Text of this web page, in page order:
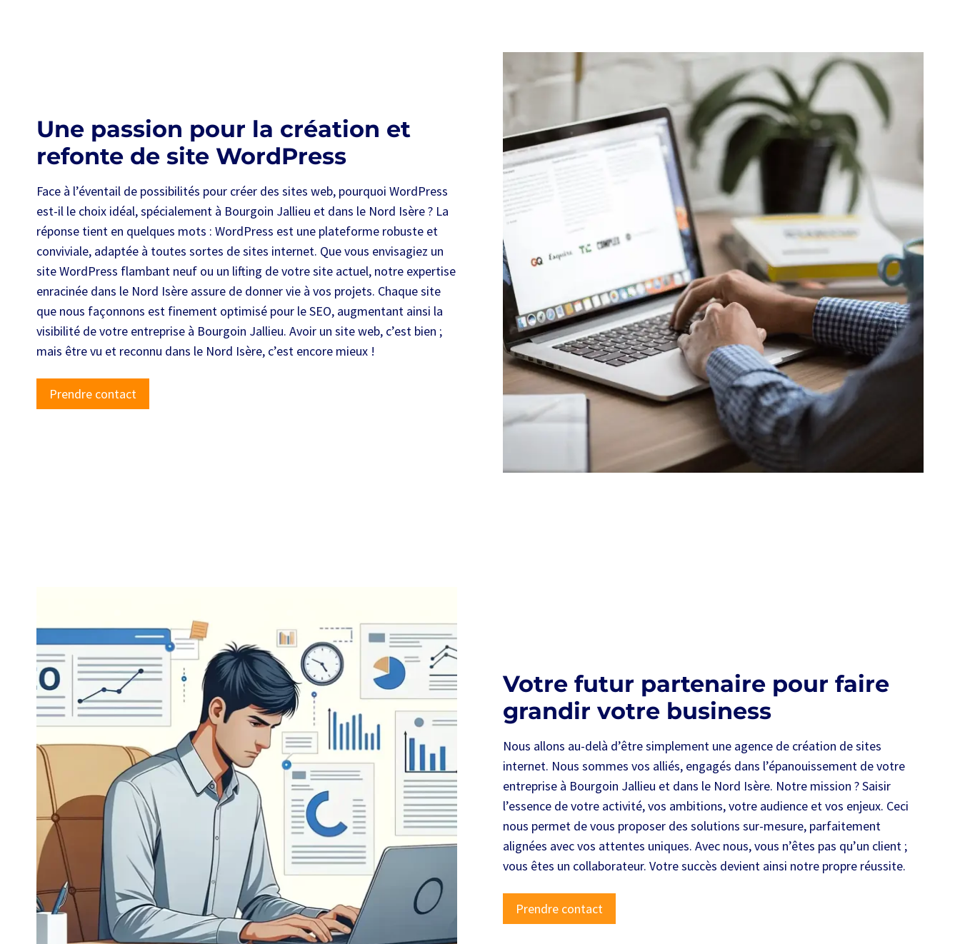
Une passion pour la création et
refonte de site WordPress
Face à l’éventail de possibilités pour créer des sites web, pourquoi WordPress
est-il le choix idéal, spécialement à Bourgoin Jallieu et dans le Nord Isère ? La
réponse tient en quelques mots : WordPress est une plateforme robuste et
conviviale, adaptée à toutes sortes de sites internet. Que vous envisagiez un
site WordPress flambant neuf ou un lifting de votre site actuel, notre expertise
enracinée dans le Nord Isère assure de donner vie à vos projets. Chaque site
que nous façonnons est finement optimisé pour le SEO, augmentant ainsi la
visibilité de votre entreprise à Bourgoin Jallieu. Avoir un site web, c’est bien ;
mais être vu et reconnu dans le Nord Isère, c’est encore mieux !
Prendre contact
Votre futur partenaire pour faire
grandir votre business
Nous allons au-delà d’être simplement une agence de création de sites
internet. Nous sommes vos alliés, engagés dans l’épanouissement de votre
entreprise à Bourgoin Jallieu et dans le Nord Isère. Notre mission ? Saisir
l’essence de votre activité, vos ambitions, votre audience et vos enjeux. Ceci
nous permet de vous proposer des solutions sur-mesure, parfaitement
alignées avec vos attentes uniques. Avec nous, vous n’êtes pas qu’un client ;
vous êtes un collaborateur. Votre succès devient ainsi notre propre réussite.
Prendre contact